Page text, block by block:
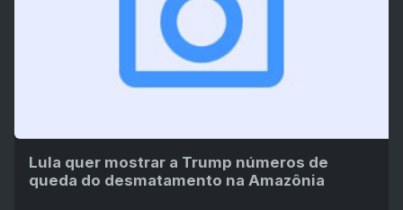
Lula quer mostrar a Trump números de
queda do desmatamento na Amazônia